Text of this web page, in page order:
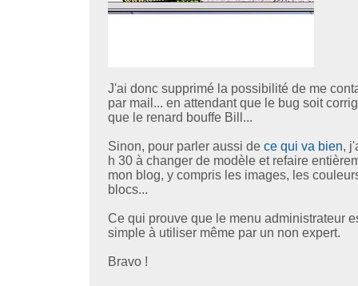
J'ai donc supprimé la possibilité de me
par mail... en attendant que le bug soit
que le renard bouffe Bill...
Sinon, pour parler aussi de ce qui va bien,
h 30 à changer de modèle et refaire
mon blog, y compris les images, les
blocs...
Ce qui prouve que le menu administrateur
simple à utiliser même par un non expert.
Bravo !